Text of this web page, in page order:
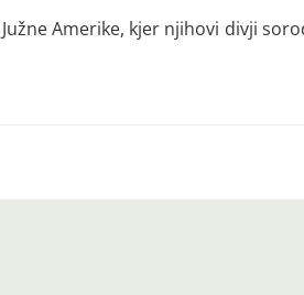
Amerike, kjer njihovi divji